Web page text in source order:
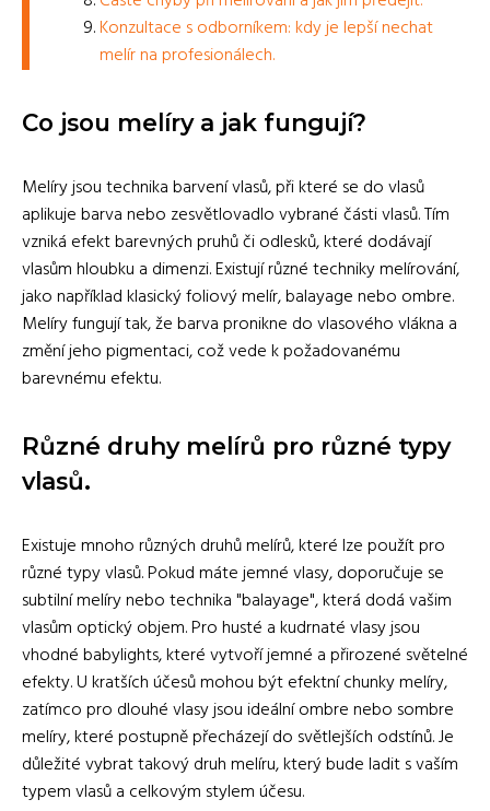
Konzultace s odborníkem: kdy je lepší nechat
melír na profesionálech.
Co jsou melíry a jak fungují?
Melíry jsou technika barvení vlasů, při které se do vlasů
aplikuje barva nebo zesvětlovadlo vybrané části vlasů. Tím
vzniká efekt barevných pruhů či odlesků, které dodávají
vlasům hloubku a dimenzi. Existují různé techniky melírování,
jako například klasický foliový melír, balayage nebo ombre.
Melíry fungují tak, že barva pronikne do vlasového vlákna a
změní jeho pigmentaci, což vede k požadovanému
barevnému efektu.
Různé druhy melírů pro různé typy
vlasů.
Existuje mnoho různých druhů melírů, které lze použít pro
různé typy vlasů. Pokud máte jemné vlasy, doporučuje se
subtilní melíry nebo technika "balayage", která dodá vašim
vlasům optický objem. Pro husté a kudrnaté vlasy jsou
vhodné babylights, které vytvoří jemné a přirozené světelné
efekty. U kratších účesů mohou být efektní chunky melíry,
zatímco pro dlouhé vlasy jsou ideální ombre nebo sombre
melíry, které postupně přecházejí do světlejších odstínů. Je
důležité vybrat takový druh melíru, který bude ladit s vaším
typem vlasů a celkovým stylem účesu.